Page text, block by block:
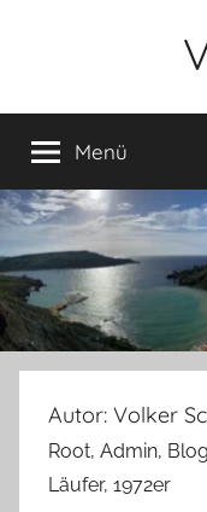
Menü
Autor: Volker
Root, Admin,
Läufer, 1972er